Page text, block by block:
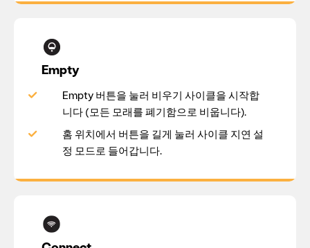
Empty
Empty 버튼을 눌러 비우기 사이클을 시작합
니다 (모든 모래를 폐기함으로 비웁니다).
홈 위치에서 버튼을 길게 눌러 사이클 지연 설
정 모드로 들어갑니다.